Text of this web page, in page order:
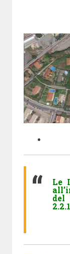
Le
del